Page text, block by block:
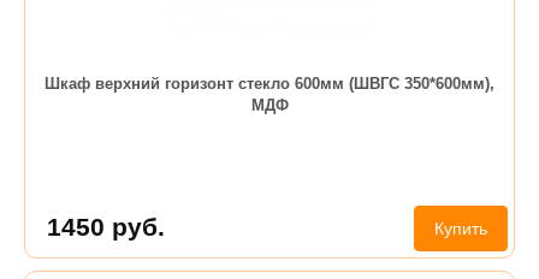
Шкаф верхний горизонт стекло 600мм (ШВГС 350*600мм),
МДФ
1450 руб. Купить